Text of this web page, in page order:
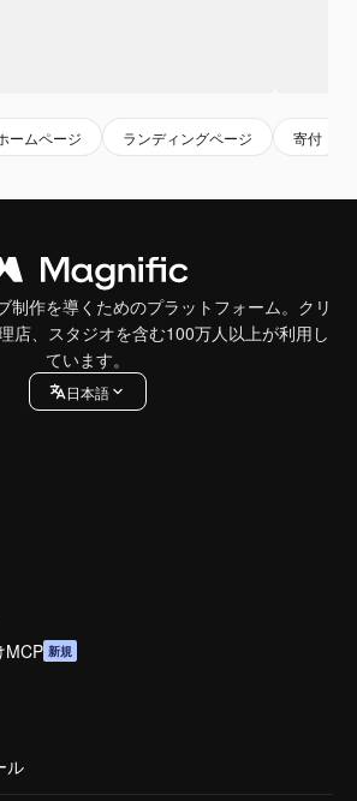
ームページ ランディングページ 寄付
制作を導くためのプラットフォーム。クリ
店、スタジオを含む100万人以上が利用し
ています。
日本語
MCP 新規
ル